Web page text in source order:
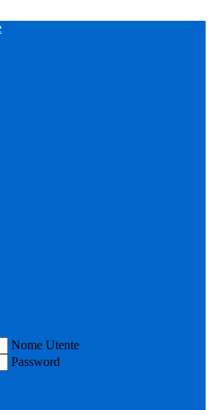
Nome Utente
Password